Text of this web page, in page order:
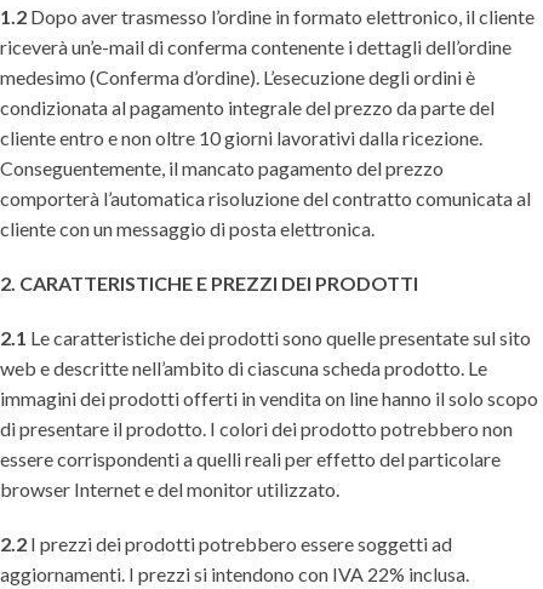
1.2 Dopo aver trasmesso l’ordine in formato elettronico, il cliente
riceverà un’e-mail di conferma contenente i dettagli dell’ordine
medesimo (Conferma d’ordine). L’esecuzione degli ordini è
condizionata al pagamento integrale del prezzo da parte del
cliente entro e non oltre 10 giorni lavorativi dalla ricezione.
Conseguentemente, il mancato pagamento del prezzo
comporterà l’automatica risoluzione del contratto comunicata al
cliente con un messaggio di posta elettronica.
2. CARATTERISTICHE E PREZZI DEI PRODOTTI
2.1 Le caratteristiche dei prodotti sono quelle presentate sul sito
web e descritte nell’ambito di ciascuna scheda prodotto. Le
immagini dei prodotti offerti in vendita on line hanno il solo scopo
di presentare il prodotto. I colori dei prodotto potrebbero non
essere corrispondenti a quelli reali per effetto del particolare
browser Internet e del monitor utilizzato.
2.2 I prezzi dei prodotti potrebbero essere soggetti ad
aggiornamenti. I prezzi si intendono con IVA 22% inclusa.